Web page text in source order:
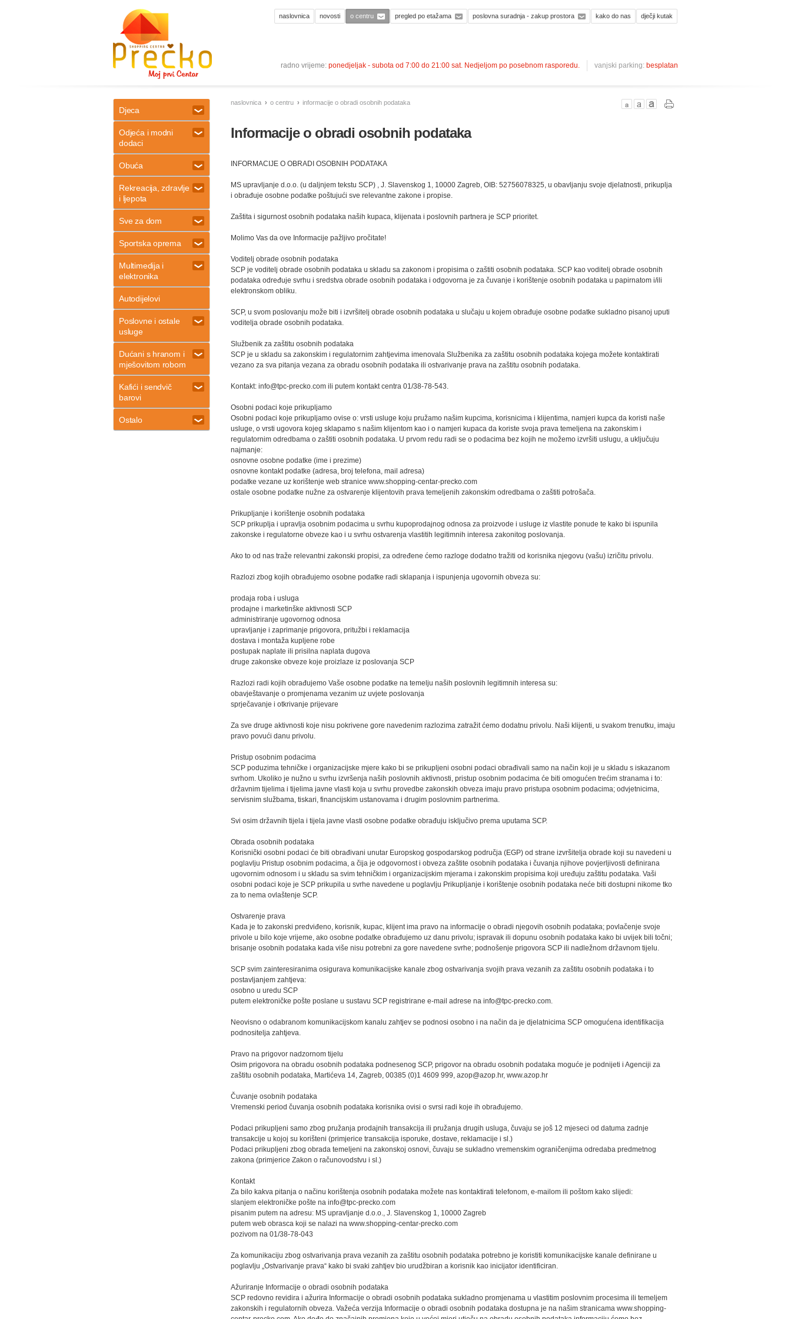
naslovnica novosti o centru pregled po etažama poslovna suradnja - zakup prostora kako do nas dječji kutak
radno vrijeme: ponedjeljak - subota od 7:00 do 21:00 sat. Nedjeljom po posebnom rasporedu. vanjski parking: besplatan
naslovnica o centru informacije o obradi osobnih podataka
Informacije o obradi osobnih podataka
INFORMACIJE O OBRADI OSOBNIH PODATAKA
MS upravljanje d.o.o. (u daljnjem tekstu SCP) , J. Slavenskog 1, 10000 Zagreb, OIB: 52756078325, u obavljanju svoje djelatnosti, prikuplja
i obrađuje osobne podatke poštujući sve relevantne zakone i propise.
Zaštita i sigurnost osobnih podataka naših kupaca, klijenata i poslovnih partnera je SCP prioritet.
Molimo Vas da ove Informacije pažljivo pročitate!
Voditelj obrade osobnih podataka
SCP je voditelj obrade osobnih podataka u skladu sa zakonom i propisima o zaštiti osobnih podataka. SCP kao voditelj obrade osobnih
podataka određuje svrhu i sredstva obrade osobnih podataka i odgovorna je za čuvanje i korištenje osobnih podataka u papirnatom i/ili
elektronskom obliku.
SCP, u svom poslovanju može biti i izvršitelj obrade osobnih podataka u slučaju u kojem obrađuje osobne podatke sukladno pisanoj uputi
voditelja obrade osobnih podataka.
Službenik za zaštitu osobnih podataka
SCP je u skladu sa zakonskim i regulatornim zahtjevima imenovala Službenika za zaštitu osobnih podataka kojega možete kontaktirati
vezano za sva pitanja vezana za obradu osobnih podataka ili ostvarivanje prava na zaštitu osobnih podataka.
Kontakt: info@tpc-precko.com ili putem kontakt centra 01/38-78-543.
Osobni podaci koje prikupljamo
Osobni podaci koje prikupljamo ovise o: vrsti usluge koju pružamo našim kupcima, korisnicima i klijentima, namjeri kupca da koristi naše
usluge, o vrsti ugovora kojeg sklapamo s našim klijentom kao i o namjeri kupaca da koriste svoja prava temeljena na zakonskim i
regulatornim odredbama o zaštiti osobnih podataka. U prvom redu radi se o podacima bez kojih ne možemo izvršiti uslugu, a uključuju
najmanje:
osnovne osobne podatke (ime i prezime)
osnovne kontakt podatke (adresa, broj telefona, mail adresa)
podatke vezane uz korištenje web stranice www.shopping-centar-precko.com
ostale osobne podatke nužne za ostvarenje klijentovih prava temeljenih zakonskim odredbama o zaštiti potrošača.
Prikupljanje i korištenje osobnih podataka
SCP prikuplja i upravlja osobnim podacima u svrhu kupoprodajnog odnosa za proizvode i usluge iz vlastite ponude te kako bi ispunila
zakonske i regulatorne obveze kao i u svrhu ostvarenja vlastitih legitimnih interesa zakonitog poslovanja.
Ako to od nas traže relevantni zakonski propisi, za određene ćemo razloge dodatno tražiti od korisnika njegovu (vašu) izričitu privolu.
Razlozi zbog kojih obrađujemo osobne podatke radi sklapanja i ispunjenja ugovornih obveza su:
prodaja roba i usluga
prodajne i marketinške aktivnosti SCP
administriranje ugovornog odnosa
upravljanje i zaprimanje prigovora, pritužbi i reklamacija
dostava i montaža kupljene robe
postupak naplate ili prisilna naplata dugova
druge zakonske obveze koje proizlaze iz poslovanja SCP
Razlozi radi kojih obrađujemo Vaše osobne podatke na temelju naših poslovnih legitimnih interesa su:
obavještavanje o promjenama vezanim uz uvjete poslovanja
sprječavanje i otkrivanje prijevare
Za sve druge aktivnosti koje nisu pokrivene gore navedenim razlozima zatražit ćemo dodatnu privolu. Naši klijenti, u svakom trenutku, imaju
pravo povući danu privolu.
Pristup osobnim podacima
SCP poduzima tehničke i organizacijske mjere kako bi se prikupljeni osobni podaci obrađivali samo na način koji je u skladu s iskazanom
svrhom. Ukoliko je nužno u svrhu izvršenja naših poslovnih aktivnosti, pristup osobnim podacima će biti omogućen trećim stranama i to:
državnim tijelima i tijelima javne vlasti koja u svrhu provedbe zakonskih obveza imaju pravo pristupa osobnim podacima; odvjetnicima,
servisnim službama, tiskari, financijskim ustanovama i drugim poslovnim partnerima.
Svi osim državnih tijela i tijela javne vlasti osobne podatke obrađuju isključivo prema uputama SCP.
Obrada osobnih podataka
Korisnički osobni podaci će biti obrađivani unutar Europskog gospodarskog područja (EGP) od strane izvršitelja obrade koji su navedeni u
poglavlju Pristup osobnim podacima, a čija je odgovornost i obveza zaštite osobnih podataka i čuvanja njihove povjerljivosti definirana
ugovornim odnosom i u skladu sa svim tehničkim i organizacijskim mjerama i zakonskim propisima koji uređuju zaštitu podataka. Vaši
osobni podaci koje je SCP prikupila u svrhe navedene u poglavlju Prikupljanje i korištenje osobnih podataka neće biti dostupni nikome tko
za to nema ovlaštenje SCP.
Ostvarenje prava
Kada je to zakonski predviđeno, korisnik, kupac, klijent ima pravo na informacije o obradi njegovih osobnih podataka; povlačenje svoje
privole u bilo koje vrijeme, ako osobne podatke obrađujemo uz danu privolu; ispravak ili dopunu osobnih podataka kako bi uvijek bili točni;
brisanje osobnih podataka kada više nisu potrebni za gore navedene svrhe; podnošenje prigovora SCP ili nadležnom državnom tijelu.
SCP svim zainteresiranima osigurava komunikacijske kanale zbog ostvarivanja svojih prava vezanih za zaštitu osobnih podataka i to
postavljanjem zahtjeva:
osobno u uredu SCP
putem elektroničke pošte poslane u sustavu SCP registrirane e-mail adrese na info@tpc-precko.com.
Neovisno o odabranom komunikacijskom kanalu zahtjev se podnosi osobno i na način da je djelatnicima SCP omogućena identifikacija
podnositelja zahtjeva.
Pravo na prigovor nadzornom tijelu
Osim prigovora na obradu osobnih podataka podnesenog SCP, prigovor na obradu osobnih podataka moguće je podnijeti i Agenciji za
zaštitu osobnih podataka, Martićeva 14, Zagreb, 00385 (0)1 4609 999, azop@azop.hr, www.azop.hr
Čuvanje osobnih podataka
Vremenski period čuvanja osobnih podataka korisnika ovisi o svrsi radi koje ih obrađujemo.
Podaci prikupljeni samo zbog pružanja prodajnih transakcija ili pružanja drugih usluga, čuvaju se još 12 mjeseci od datuma zadnje
transakcije u kojoj su korišteni (primjerice transakcija isporuke, dostave, reklamacije i sl.)
Podaci prikupljeni zbog obrada temeljeni na zakonskoj osnovi, čuvaju se sukladno vremenskim ograničenjima odredaba predmetnog
zakona (primjerice Zakon o računovodstvu i sl.)
Kontakt
Za bilo kakva pitanja o načinu korištenja osobnih podataka možete nas kontaktirati telefonom, e-mailom ili poštom kako slijedi:
slanjem elektroničke pošte na info@tpc-precko.com
pisanim putem na adresu: MS upravljanje d.o.o., J. Slavenskog 1, 10000 Zagreb
putem web obrasca koji se nalazi na www.shopping-centar-precko.com
pozivom na 01/38-78-043
Za komunikaciju zbog ostvarivanja prava vezanih za zaštitu osobnih podataka potrebno je koristiti komunikacijske kanale definirane u
poglavlju „Ostvarivanje prava“ kako bi svaki zahtjev bio urudžbiran a korisnik kao inicijator identificiran.
Ažuriranje Informacije o obradi osobnih podataka
SCP redovno revidira i ažurira Informacije o obradi osobnih podataka sukladno promjenama u vlastitim poslovnim procesima ili temeljem
zakonskih i regulatornih obveza. Važeća verzija Informacije o obradi osobnih podataka dostupna je na našim stranicama www.shopping-
Djeca
Odjeća i modni
dodaci
Obuća
Rekreacija, zdravlje
i ljepota
Sve za dom
Sportska oprema
Multimedija i
elektronika
Autodijelovi
Poslovne i ostale
usluge
Dućani s hranom i
mješovitom robom
Kafići i sendvič
barovi
Ostalo